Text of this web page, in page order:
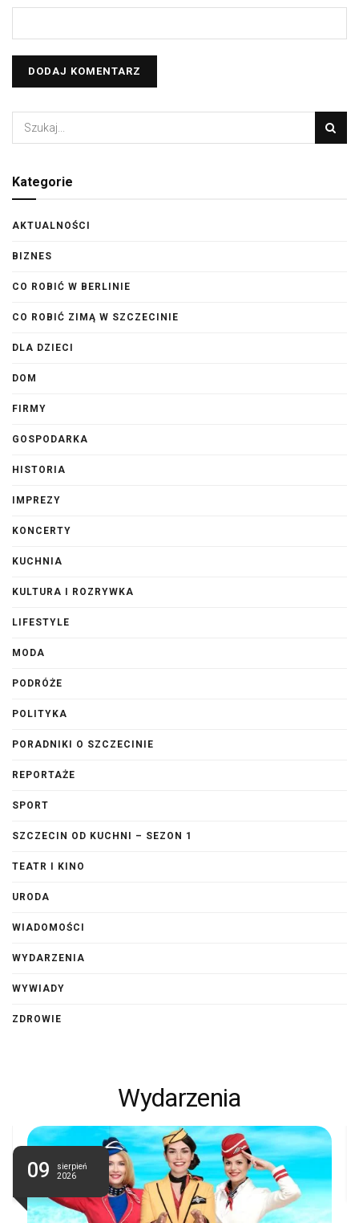
Kategorie
AKTUALNOŚCI
BIZNES
CO ROBIĆ W BERLINIE
CO ROBIĆ ZIMĄ W SZCZECINIE
DLA DZIECI
DOM
FIRMY
GOSPODARKA
HISTORIA
IMPREZY
KONCERTY
KUCHNIA
KULTURA I ROZRYWKA
LIFESTYLE
MODA
PODRÓŻE
POLITYKA
PORADNIKI O SZCZECINIE
REPORTAŻE
SPORT
SZCZECIN OD KUCHNI – SEZON 1
TEATR I KINO
URODA
WIADOMOŚCI
WYDARZENIA
WYWIADY
ZDROWIE
Wydarzenia
09
sierpień
2026